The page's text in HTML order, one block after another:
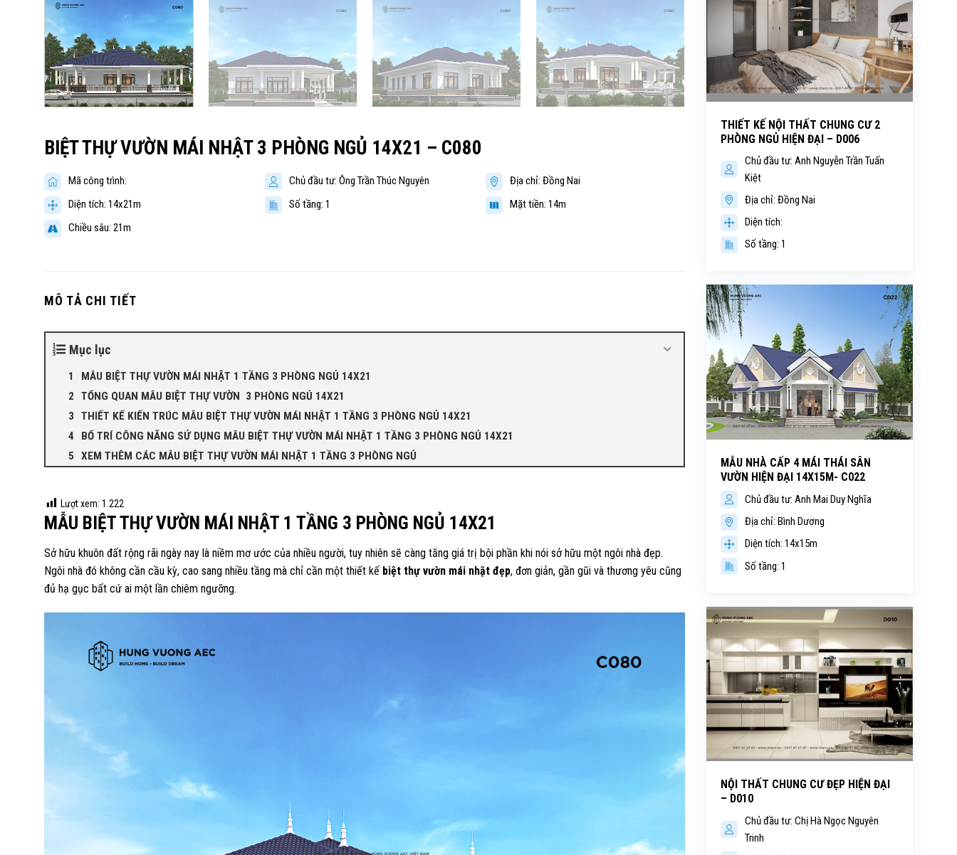
THIẾT KẾ NỘI THẤT CHUNG CƯ 2
PHÒNG NGỦ HIỆN ĐẠI – D006
Chủ đầu tư: Anh Nguyễn Trần Tuấn
Kiệt
Địa chỉ: Đồng Nai
Diện tích:
Số tầng: 1
MẪU NHÀ CẤP 4 MÁI THÁI SÂN
VƯỜN HIỆN ĐẠI 14X15M- C022
Chủ đầu tư: Anh Mai Duy Nghĩa
Địa chỉ: Bình Dương
Diện tích: 14x15m
Số tầng: 1
NỘI THẤT CHUNG CƯ ĐẸP HIỆN ĐẠI
– D010
Chủ đầu tư: Chị Hà Ngọc Nguyên
Trinh
BIỆT THỰ VƯỜN MÁI NHẬT 3 PHÒNG NGỦ 14X21 – C080
Mã công trình: Chủ đầu tư: Ông Trần Thúc Nguyên
Địa chỉ: Đồng Nai
Diện tích: 14x21m
Số tầng: 1
Mặt tiền: 14m
Chiều sâu: 21m
MÔ TẢ CHI TIẾT
Mục lục
MẪU BIỆT THỰ VƯỜN MÁI NHẬT 1 TẦNG 3 PHÒNG NGỦ 14X21
TỔNG QUAN MẪU BIỆT THỰ VƯỜN 3 PHÒNG NGỦ 14X21
THIẾT KẾ KIẾN TRÚC MẪU BIỆT THỰ VƯỜN MÁI NHẬT 1 TẦNG 3 PHÒNG NGỦ 14X21
BỐ TRÍ CÔNG NĂNG SỬ DỤNG MẪU BIỆT THỰ VƯỜN MÁI NHẬT 1 TẦNG 3 PHÒNG NGỦ 14X21
XEM THÊM CÁC MẪU BIỆT THỰ VƯỜN MÁI NHẬT 1 TẦNG 3 PHÒNG NGỦ
Lượt xem: 1.222
MẪU BIỆT THỰ VƯỜN MÁI NHẬT 1 TẦNG 3 PHÒNG NGỦ 14X21
Sở hữu khuôn đất rộng rãi ngày nay là niềm mơ ước của nhiều người, tuy nhiên sẽ càng tăng giá trị bội phần khi nói sở hữu một ngôi nhà đẹp.
Ngôi nhà đó không cần cầu kỳ, cao sang nhiều tầng mà chỉ cần một thiết kế biệt thự vườn mái nhật đẹp, đơn giản, gần gũi và thương yêu cũng
đủ hạ gục bất cứ ai một lần chiêm ngưỡng.